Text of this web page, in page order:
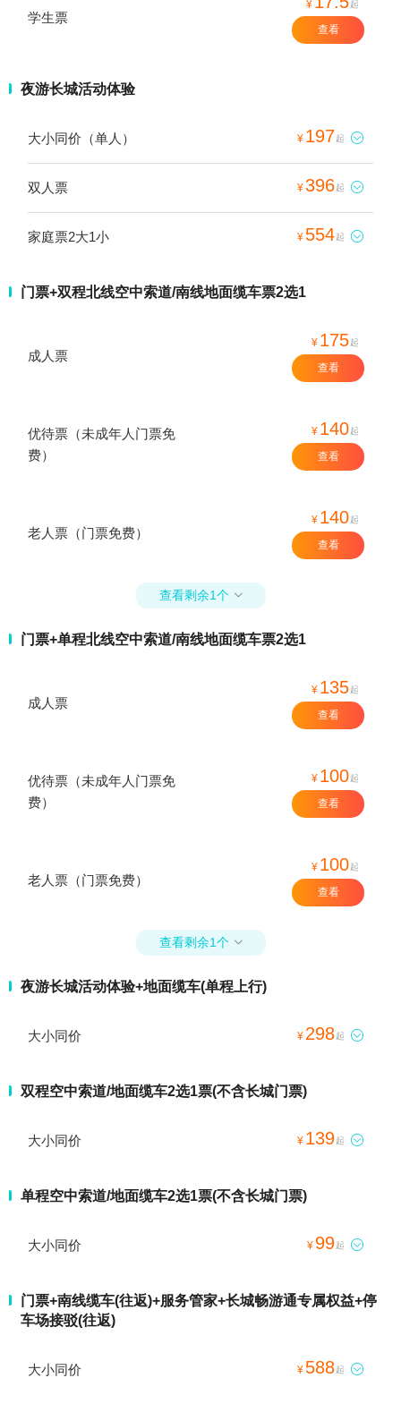
学生票
¥ 起
查看
夜游长城活动体验
大小同价（单人） ¥ 197起 
双人票 ¥396起 
家庭票2大1小 ¥ 554起 
门票+双程北线空中索道/南线地面缆车票2选1
成人票
¥ 175起
查看
优待票（未成年人门票免
费）
¥ 140起
查看
老人票（门票免费）
¥ 140起
查看
查看剩余1个 
门票+单程北线空中索道/南线地面缆车票2选1
成人票
¥ 135起
查看
优待票（未成年人门票免
费）
¥ 100起
查看
老人票（门票免费）
¥ 100起
查看
查看剩余1个 
夜游长城活动体验+地面缆车(单程上行)
大小同价 ¥ 298起 
双程空中索道/地面缆车2选1票(不含长城门票)
大小同价 ¥ 139起 
单程空中索道/地面缆车2选1票(不含长城门票)
大小同价 ¥ 99起 
门票+南线缆车(往返)+服务管家+长城畅游通专属权益+停
车场接驳(往返)
大小同价 ¥ 588起 